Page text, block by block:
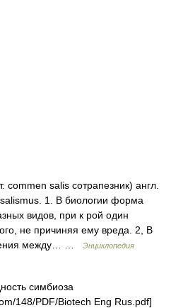
commen salis сотрапезник) англ.
1. В биологии форма
видов, при к рой один
не причиняя ему вреда. 2, В
между… …
Энциклопедия
симбиоза
148/PDF/Biotech Eng Rus.pdf]